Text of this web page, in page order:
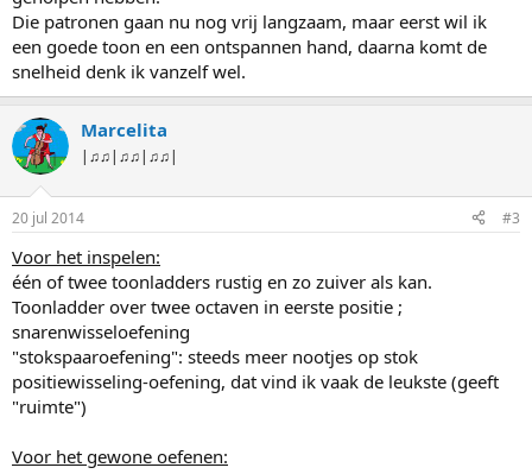
Die patronen gaan nu nog vrij langzaam, maar eerst wil ik
een goede toon en een ontspannen hand, daarna komt de
snelheid denk ik vanzelf wel.
Marcelita
|♫♫|♫♫|♫♫|
20 jul 2014 #3
Voor het inspelen:
één of twee toonladders rustig en zo zuiver als kan.
Toonladder over twee octaven in eerste positie ;
snarenwisseloefening
"stokspaaroefening": steeds meer nootjes op stok
positiewisseling-oefening, dat vind ik vaak de leukste (geeft
"ruimte")
Voor het gewone oefenen: